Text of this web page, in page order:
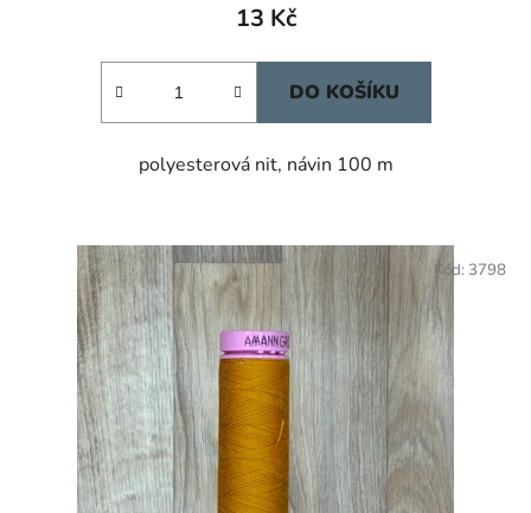
13 Kč
DO KOŠÍKU
polyesterová nit, návin 100 m
Kód: 3798